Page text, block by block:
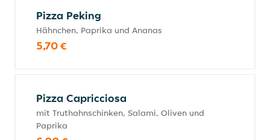
Pizza Peking
Hähnchen, Paprika und Ananas
5,70 €
Pizza Capricciosa
mit Truthahnschinken, Salami, Oliven und
Paprika